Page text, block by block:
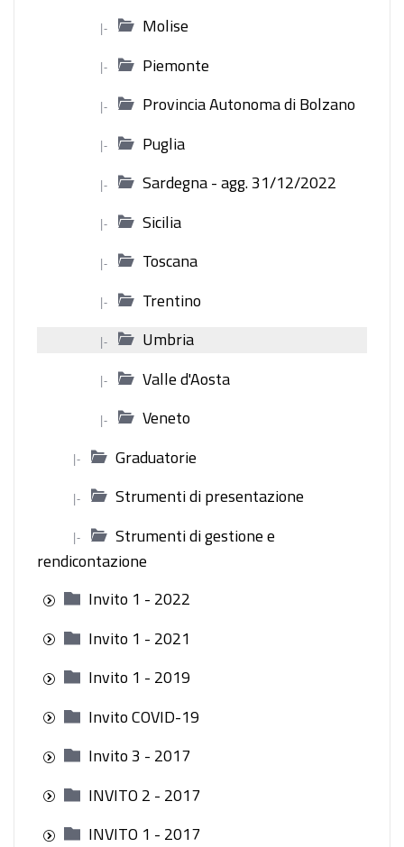
|- Molise
|- Piemonte
|- Provincia Autonoma di Bolzano
|- Puglia
|- Sardegna - agg. 31/12/2022
|- Sicilia
|- Toscana
|- Trentino
|- Umbria
|- Valle d'Aosta
|- Veneto
|- Graduatorie
|- Strumenti di presentazione
|-
Strumenti di gestione e
rendicontazione
Invito 1 - 2022
Invito 1 - 2021
Invito 1 - 2019
Invito COVID-19
Invito 3 - 2017
INVITO 2 - 2017
INVITO 1 - 2017